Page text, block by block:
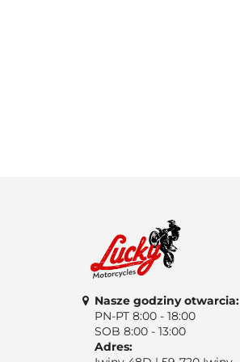
Nasze godziny otwarcia:
PN-PT 8:00 - 18:00
SOB 8:00 - 13:00
Adres: